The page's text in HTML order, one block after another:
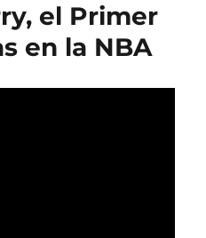
el Primer
en la NBA